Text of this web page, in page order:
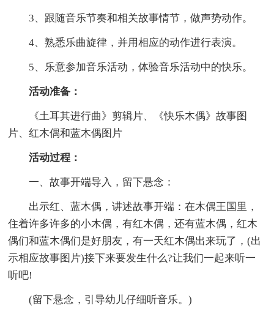
3、跟随音乐节奏和相关故事情节，做声势动作。
4、熟悉乐曲旋律，并用相应的动作进行表演。
5、乐意参加音乐活动，体验音乐活动中的快乐。
活动准备：
《土耳其进行曲》剪辑片、《快乐木偶》故事图
片、红木偶和蓝木偶图片
活动过程：
一、故事开端导入，留下悬念：
出示红、蓝木偶，讲述故事开端：在木偶王国里，
住着许多许多的小木偶，有红木偶，还有蓝木偶，红木
偶们和蓝木偶们是好朋友，有一天红木偶出来玩了，(出
示相应故事图片)接下来要发生什么?让我们一起来听一
听吧!
(留下悬念，引导幼儿仔细听音乐。)